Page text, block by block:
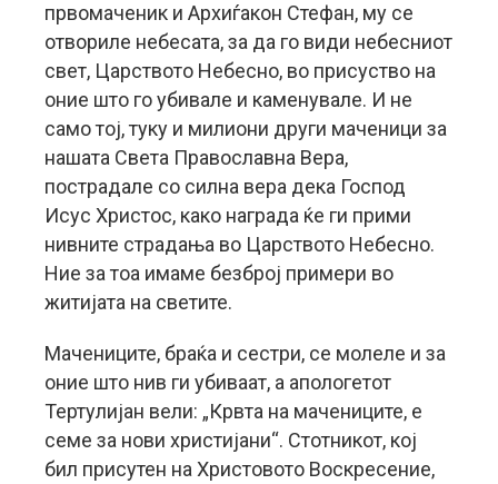
првомаченик и Архиѓакон Стефан, му се
отвориле небесата, за да го види небесниот
свет, Царството Небесно, во присуство на
оние што го убивале и каменувале. И не
само тој, туку и милиони други маченици за
нашата Света Православна Вера,
пострадале со силна вера дека Господ
Исус Христос, како награда ќе ги прими
нивните страдања во Царството Небесно.
Ние за тоа имаме безброј примери во
житијата на светите.
Мачениците, браќа и сестри, се молеле и за
оние што нив ги убиваат, а апологетот
Тертулијан вели: „Крвта на мачениците, е
семе за нови христијани“. Стотникот, кој
бил присутен на Христовото Воскресение,